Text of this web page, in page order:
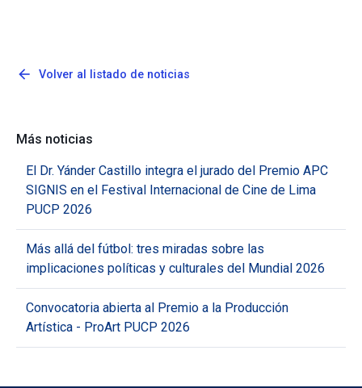
arrow_back Volver al listado de noticias
Más noticias
El Dr. Yánder Castillo integra el jurado del Premio APC
SIGNIS en el Festival Internacional de Cine de Lima
PUCP 2026
Más allá del fútbol: tres miradas sobre las
implicaciones políticas y culturales del Mundial 2026
Convocatoria abierta al Premio a la Producción
Artística - ProArt PUCP 2026